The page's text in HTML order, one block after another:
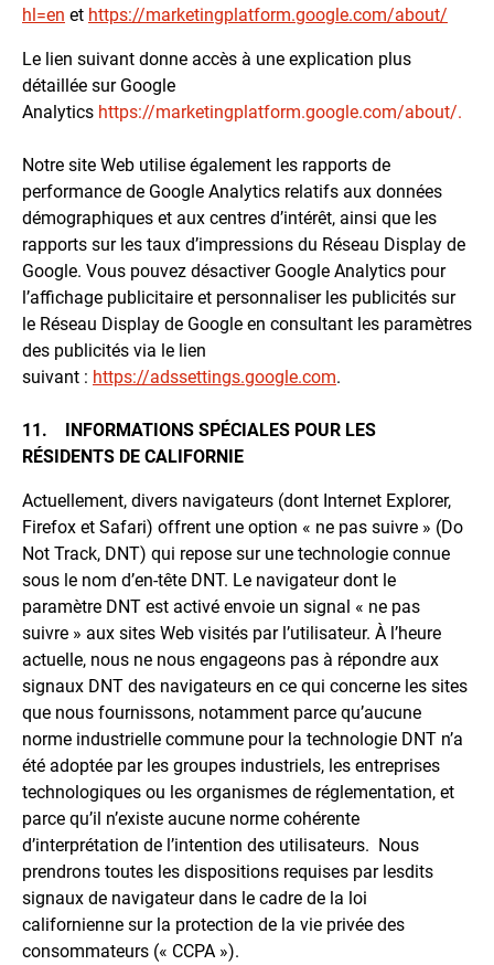
hl=en et https://marketingplatform.google.com/about/
Le lien suivant donne accès à une explication plus
détaillée sur Google
Analytics https://marketingplatform.google.com/about/.
Notre site Web utilise également les rapports de
performance de Google Analytics relatifs aux données
démographiques et aux centres d’intérêt, ainsi que les
rapports sur les taux d’impressions du Réseau Display de
Google. Vous pouvez désactiver Google Analytics pour
l’affichage publicitaire et personnaliser les publicités sur
le Réseau Display de Google en consultant les paramètres
des publicités via le lien
suivant : https://adssettings.google.com.
11. INFORMATIONS SPÉCIALES POUR LES
RÉSIDENTS DE CALIFORNIE
Actuellement, divers navigateurs (dont Internet Explorer,
Firefox et Safari) offrent une option « ne pas suivre » (Do
Not Track, DNT) qui repose sur une technologie connue
sous le nom d’en-tête DNT. Le navigateur dont le
paramètre DNT est activé envoie un signal « ne pas
suivre » aux sites Web visités par l’utilisateur. À l’heure
actuelle, nous ne nous engageons pas à répondre aux
signaux DNT des navigateurs en ce qui concerne les sites
que nous fournissons, notamment parce qu’aucune
norme industrielle commune pour la technologie DNT n’a
été adoptée par les groupes industriels, les entreprises
technologiques ou les organismes de réglementation, et
parce qu’il n’existe aucune norme cohérente
d’interprétation de l’intention des utilisateurs. Nous
prendrons toutes les dispositions requises par lesdits
signaux de navigateur dans le cadre de la loi
californienne sur la protection de la vie privée des
consommateurs (« CCPA »).